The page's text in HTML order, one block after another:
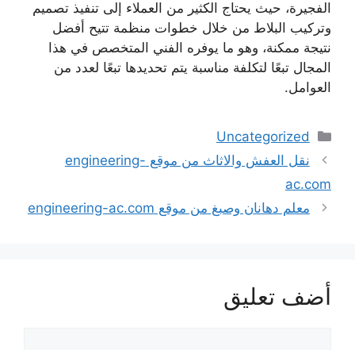
الفجيرة، حيث يحتاج الكثير من العملاء إلى تنفيذ تصميم
وتركيب البلاط من خلال خطوات منظمة تتيح أفضل
نتيجة ممكنة، وهو ما يوفره الفني المتخصص في هذا
المجال تبعًا لتكلفة مناسبة يتم تحديدها تبعًا لعدد من
العوامل.
التصنيفات
Uncategorized
نقل العفش والاثاث من موقع engineering-
ac.com
معلم دهانان وصبغ من موقع engineering-ac.com
أضف تعليق